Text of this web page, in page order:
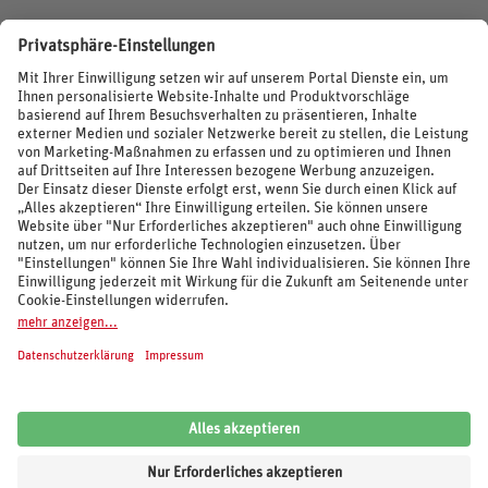
BEWERTUNGEN
SOCIAL MEDIA
REISEVERANSTALTER UND MARKEN
© 2026 REWE Reisen
Impressum
AGB Cookie-Einstellungen
Datenschutz
Unsere Inhalte: Standards und Meldung
Kundenbewertung:4,62von5Sternen auf Grundlage von